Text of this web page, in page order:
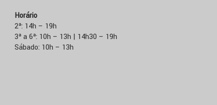
Horário
2ª: 14h – 19h
3ª a 6ª: 10h – 13h | 14h30 – 19h
Sábado: 10h – 13h